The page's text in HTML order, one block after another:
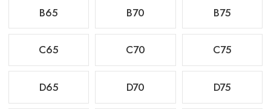
B65
B70 B75
C65 C70 C75
D65 D70 D75